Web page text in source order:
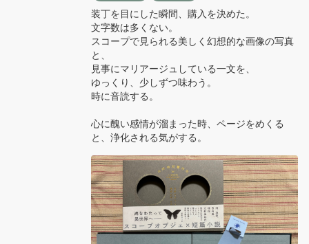
装丁を目にした瞬間、購入を決めた。
文字数は多くない。
スコープで見られる美しく幻想的な画像の写真
と、
見事にマリアージュしている一文を、
ゆっくり、少しずつ味わう。
時に音読する。
心に醜い感情が溜まった時、ページをめくる
と、浄化される気がする。